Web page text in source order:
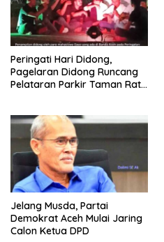
Peringati Hari Didong,
Pagelaran Didong Runcang
Pelataran Parkir Taman Ratu
Jelang Musda, Partai
Demokrat Aceh Mulai Jaring
Calon Ketua DPD